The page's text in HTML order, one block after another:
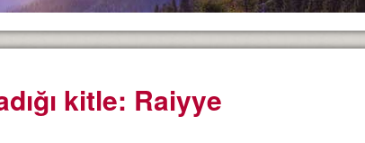
kitle: Raiyye